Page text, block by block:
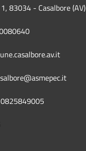
83034 - Casalbore (AV)